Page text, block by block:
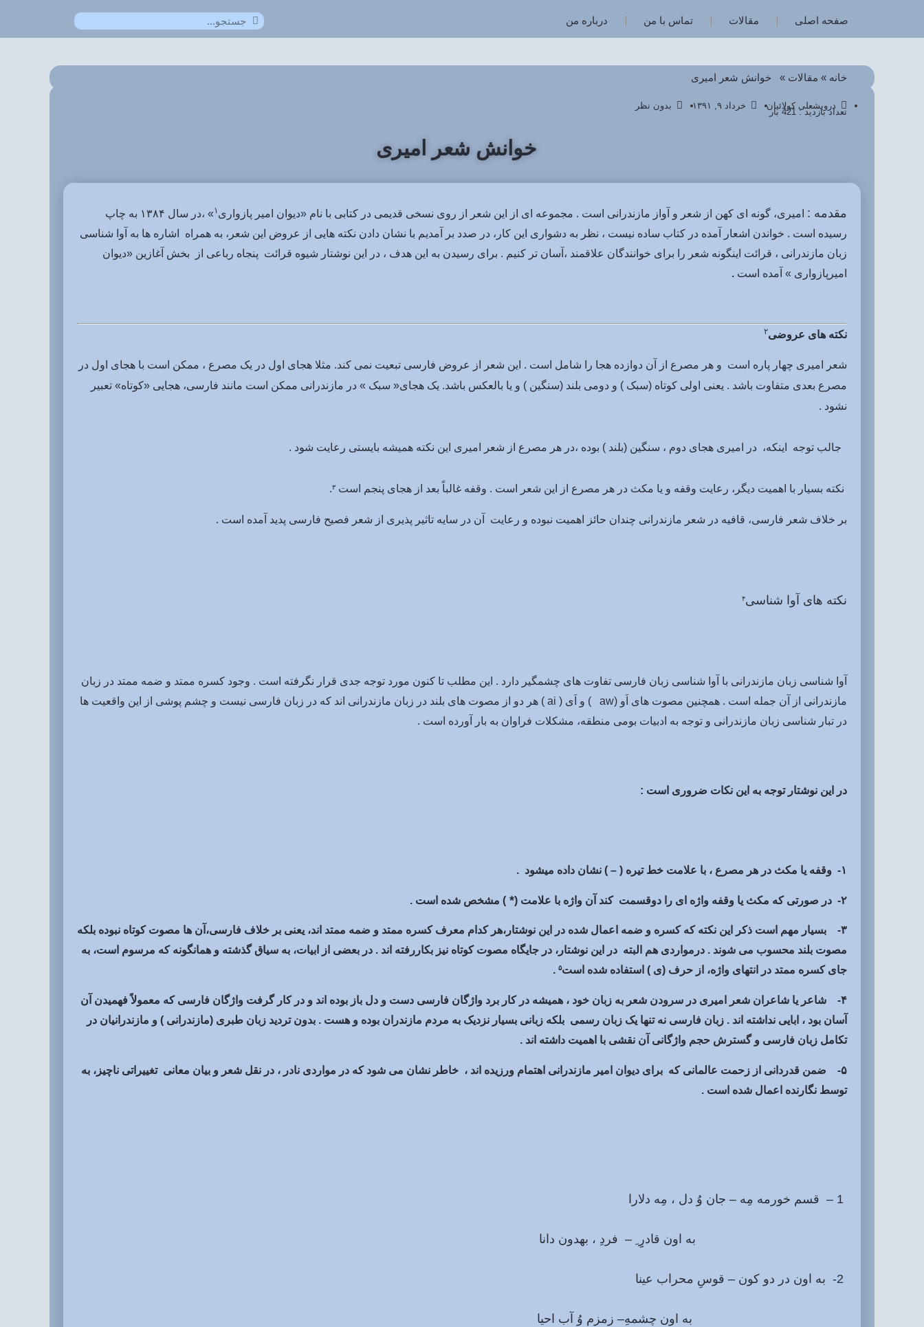
صفحه اصلی مقالات تماس با من درباره من
خانه » مقالات » خوانش شعر امیری
درویشعلی کولائیان خرداد ۹, ۱۳۹۱ بدون نظر
تعداد بازدید : 421 بار
خوانش شعر امیری
مقدمه : امیری، گونه ای کهن از شعر و آواز مازندرانی است . مجموعه ای از این شعر از روی نسخی قدیمی در کتابی با نام «دیوان امیر پازواری ۱
» ،در سال ۱۳۸۴ به چاپ
رسیده است . خواندن اشعار آمده در کتاب ساده نیست ، نظر به دشواری این کار، در صدد بر آمدیم با نشان دادن نکته هایی از عروض این شعر، به همراه اشاره ها به آوا شناسی
زبان مازندرانی ، قرائت اینگونه شعر را برای خوانندگان علاقمند ،آسان تر کنیم . برای رسیدن به این هدف ، در این نوشتار شیوه قرائت پنجاه رباعی از بخش آغازین «دیوان
امیرپازواری » آمده است .
نکته های عروضی۲
شعر امیری چهار پاره است و هر مصرع از آن دوازده هجا را شامل است . این شعر از عروض فارسی تبعیت نمی کند. مثلا هجای اول در یک مصرع ، ممکن است با هجای اول در
مصرع بعدی متفاوت باشد . یعنی اولی کوتاه (سبک ) و دومی بلند (سنگین ) و یا بالعکس باشد. یک هجای« سبک » در مازندرانی ممکن است مانند فارسی، هجایی «کوتاه» تعبیر
نشود .
جالب توجه اینکه، در امیری هجای دوم ، سنگین (بلند ) بوده ،در هر مصرع از شعر امیری این نکته همیشه بایستی رعایت شود .
نکته بسیار با اهمیت دیگر، رعایت وقفه و یا مکث در هر مصرع از این شعر است . وقفه غالباً بعد از هجای پنجم است ۳.
بر خلاف شعر فارسی، قافیه در شعر مازندرانی چندان حائز اهمیت نبوده و رعایت آن در سایه تاثیر پذیری از شعر فصیح فارسی پدید آمده است .
نکته های آوا شناسی۴
آوا شناسی زبان مازندرانی با آوا شناسی زبان فارسی تفاوت های چشمگیر دارد . این مطلب تا کنون مورد توجه جدی قرار نگرفته است . وجود کسره ممتد و ضمه ممتد در زبان
مازندرانی از آن جمله است . همچنین مصوت های اَو (aw ) و اَی ( ai ) هر دو از مصوت های بلند در زبان مازندرانی اند که در زبان فارسی نیست و چشم پوشی از این واقعیت ها
در تبار شناسی زبان مازندرانی و توجه به ادبیات بومی منطقه، مشکلات فراوان به بار آورده است .
در این نوشتار توجه به این نکات ضروری است :
۱- وقفه یا مکث در هر مصرع ، با علامت خط تیره ( – ) نشان داده میشود .
۲- در صورتی که مکث یا وقفه واژه ای را دوقسمت کند آن واژه با علامت ( * ) مشخص شده است .
۳- بسیار مهم است ذکر این نکته که کسره و ضمه اعمال شده در این نوشتار،هر کدام معرف کسره ممتد و ضمه ممتد اند، یعنی بر خلاف فارسی،آن ها مصوت کوتاه نبوده بلکه
مصوت بلند محسوب می شوند . درمواردی هم البته در این نوشتار، در جایگاه مصوت کوتاه نیز بکاررفته اند . در بعضی از ابیات، به سیاق گذشته و همانگونه که مرسوم است، به
جای کسره ممتد در انتهای واژه، از حرف (ی ) استفاده شده است۵ .
۴- شاعر یا شاعران شعر امیری در سرودن شعر به زبان خود ، همیشه در کار برد واژگان فارسی دست و دل باز بوده اند و در کار گرفت واژگان فارسی که معمولاً فهمیدن آن
آسان بود ، ابایی نداشته اند . زبان فارسی نه تنها یک زبان رسمی بلکه زبانی بسیار نزدیک به مردم مازندران بوده و هست . بدون تردید زبان طبری (مازندرانی ) و مازندرانیان در
تکامل زبان فارسی و گسترش حجم واژگانی آن نقشی با اهمیت داشته اند .
۵- ضمن قدردانی از زحمت عالمانی که برای دیوان امیر مازندرانی اهتمام ورزیده اند ، خاطر نشان می شود که در مواردی نادر ، در نقل شعر و بیان معانی تغییراتی ناچیز، به
توسط نگارنده اعمال شده است .
به اون قادرِِ ِ – فردِ ، بهدون دانا
به اون چشمهِ– زمزم وُ آب احیا